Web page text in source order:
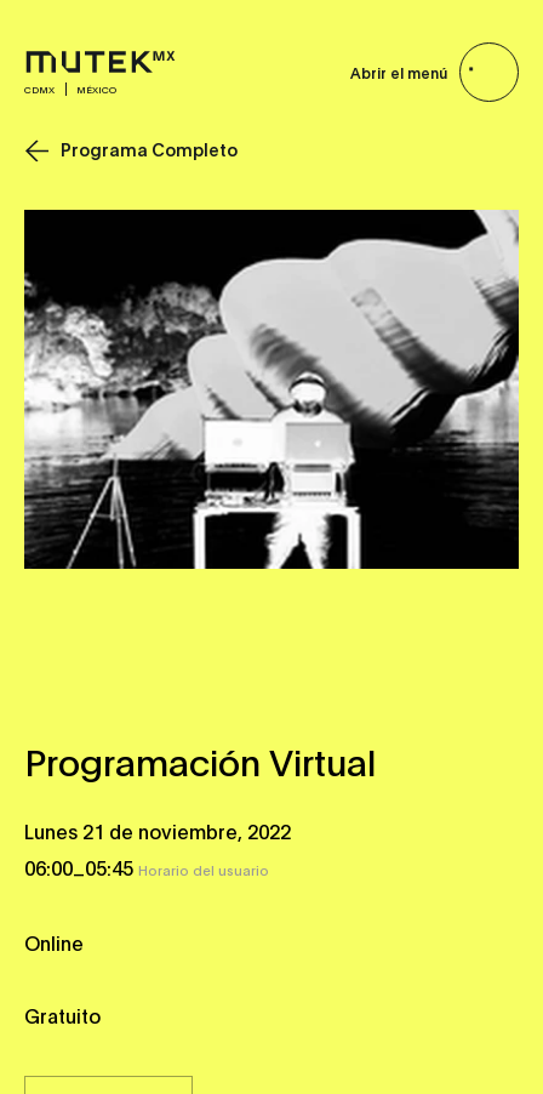
CDMX MÉXICO
Abrir el menú
Programa Completo
Programación Virtual
Lunes 21 de noviembre, 2022
06:00 05:45 Horario del usuario
Online
Gratuito